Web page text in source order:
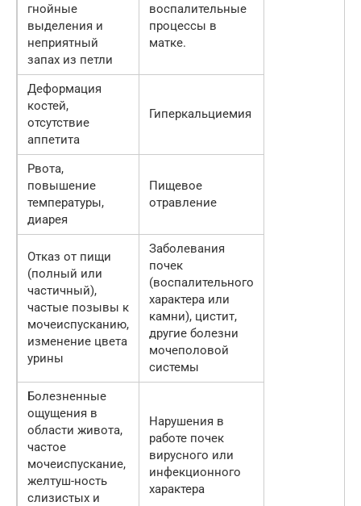
гнойные
выделения и
неприятный
запах из петли
воспалительные
процессы в
матке.
Деформация
костей,
отсутствие
аппетита
Гиперкальциемия
Рвота,
повышение
температуры,
диарея
Пищевое
отравление
Отказ от пищи
(полный или
частичный),
частые позывы к
мочеиспусканию,
изменение цвета
урины
Заболевания
почек
(воспалительного
характера или
камни), цистит,
другие болезни
мочеполовой
системы
Болезненные
ощущения в
области живота,
частое
мочеиспускание,
желтуш-ность
слизистых и
Нарушения в
работе почек
вирусного или
инфекционного
характера